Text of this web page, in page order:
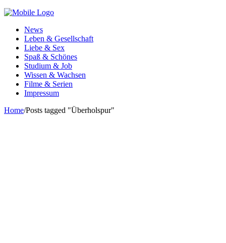
News
Leben & Gesellschaft
Liebe & Sex
Spaß & Schönes
Studium & Job
Wissen & Wachsen
Filme & Serien
Impressum
Home/Posts tagged "Überholspur"